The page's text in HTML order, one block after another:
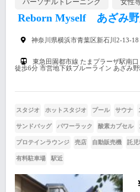
パーソナルトレーニング 女性
Reborn Myself あざみ
神奈川県横浜市青葉区新石川2-13-18
東急田園都市線 たまプラーザ駅南
徒歩6分 市営地下鉄ブルーライン あざみ
スタジオ ホットスタジオ プール サウナ
サンドバッグ パワーラック 酸素カプセル
プロテインラウンジ 売店 自動販売機 託児
有料駐車場 駅近